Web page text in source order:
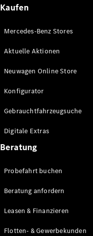
Kaufen
Mercedes-Benz Stores
Aktuelle Aktionen
Neuwagen Online Store
Konfigurator
Gebrauchtfahrzeugsuche
Digitale Extras
Beratung
Probefahrt buchen
Beratung anfordern
Leasen & Finanzieren
Flotten- & Gewerbekunden